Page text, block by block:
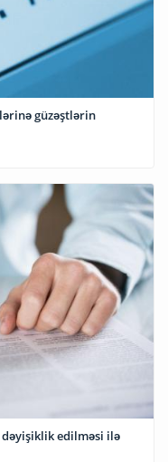
güzəştlərin
edilməsi ilə